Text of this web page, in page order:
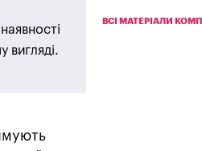
вигляді.
ВСІ МАТЕРІАЛИ